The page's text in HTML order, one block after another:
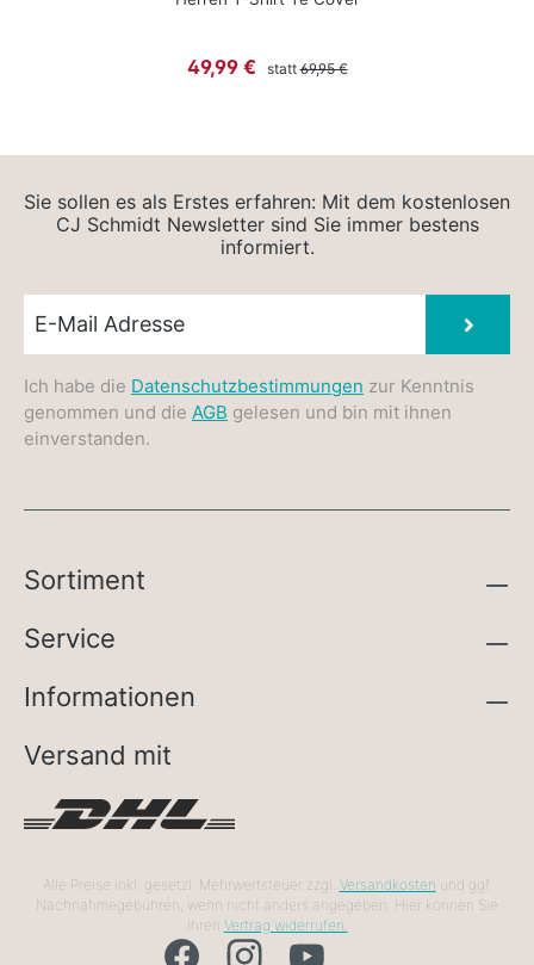
Verkaufspreis:
49,99 € statt Regulärer Preis:
69,95 €
Sie sollen es als Erstes erfahren: Mit dem kostenlosen
CJ Schmidt Newsletter sind Sie immer bestens
informiert.
Ich habe die Datenschutzbestimmungen zur Kenntnis
genommen und die AGB gelesen und bin mit ihnen
einverstanden.
Sortiment
Service
Informationen
Versand mit
Alle Preise inkl. gesetzl. Mehrwertsteuer zzgl. Versandkosten und ggf.
Nachnahmegebühren, wenn nicht anders angegeben. Hier können Sie
Ihren Vertrag widerrufen.